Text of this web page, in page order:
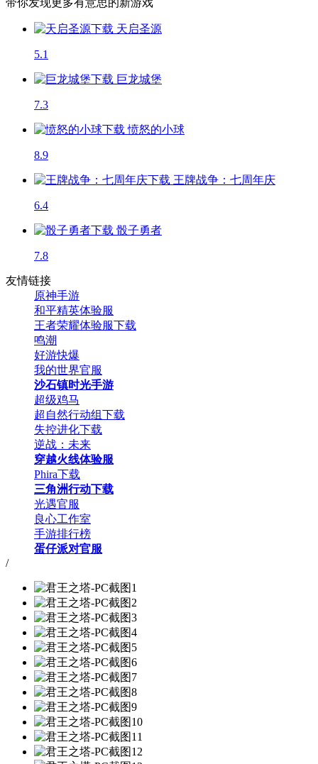
带你发现更多有意思的新游戏
天启圣源
5.1
巨龙城堡
7.3
愤怒的小球
8.9
王牌战争：七周年庆
6.4
骰子勇者
7.8
友情链接
原神手游
和平精英体验服
王者荣耀体验服下载
鸣潮
好游快爆
我的世界官服
沙石镇时光手游
超级鸡马
超自然行动组下载
失控进化下载
逆战：未来
穿越火线体验服
Phira下载
三角洲行动下载
光遇官服
良心工作室
手游排行榜
蛋仔派对官服
/